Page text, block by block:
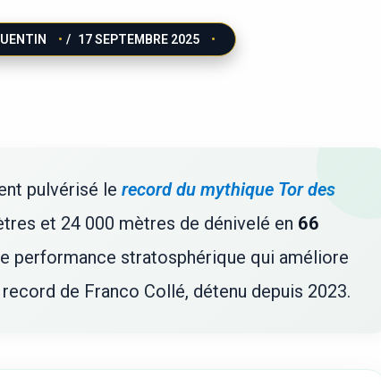
/ 17 SEPTEMBRE 2025
pulvérisé le record du mythique Tor des
et 24 000 mètres de dénivelé en 66
performance stratosphérique qui améliore
de Franco Collé, détenu depuis 2023.